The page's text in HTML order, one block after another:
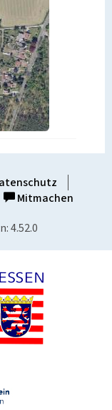
Mitmachen
4.52.0